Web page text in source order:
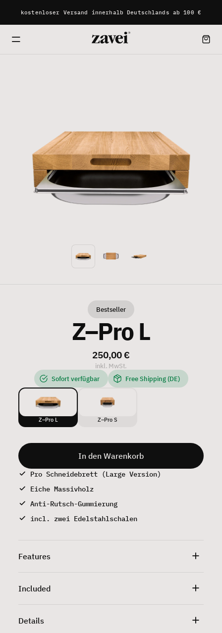
kostenloser Versand innerhalb Deutschlands ab 100 €
Bestseller
Z–Pro L
250,00 €
inkl. MwSt.
Sofort verfügbar
Free Shipping (DE)
Z–Pro L Z–Pro S
In den Warenkorb
Pro Schneidebrett (Large Version)
Eiche Massivholz
Anti-Rutsch-Gummierung
incl. zwei Edelstahlschalen
Features
Included
Details